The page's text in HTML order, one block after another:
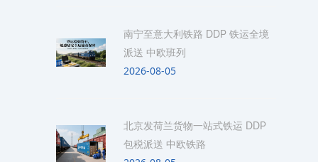
南宁至意大利铁路 DDP 铁运全境
派送 中欧班列
2026-08-05
北京发荷兰货物一站式铁运 DDP
包税派送 中欧铁路